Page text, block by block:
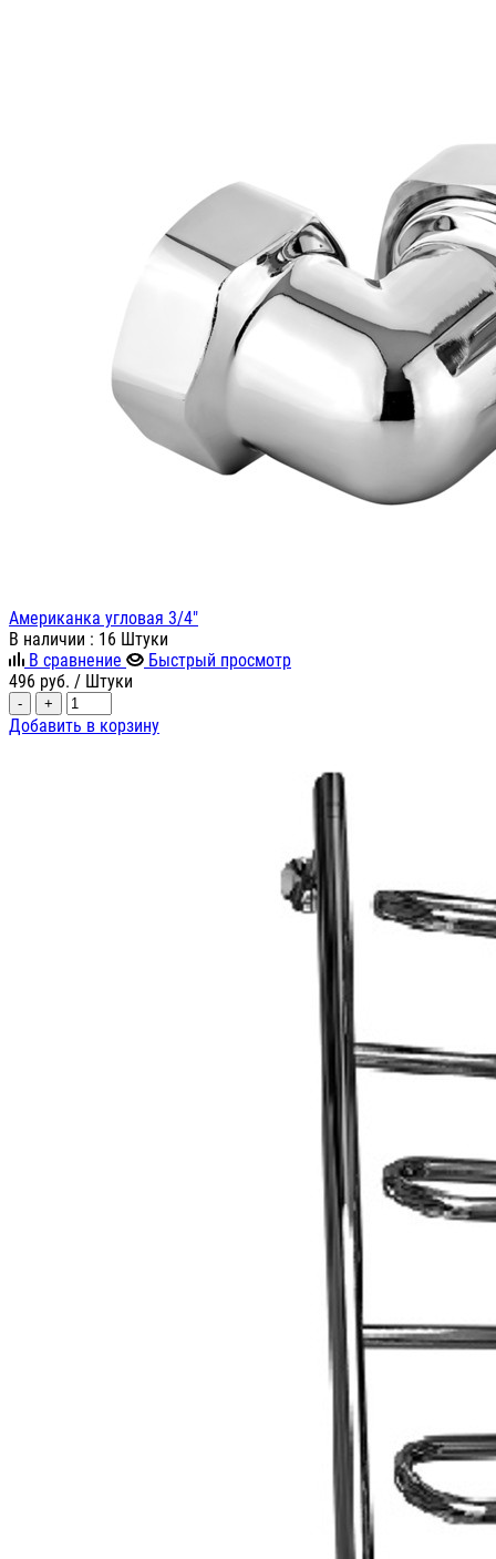
Американка угловая 3/4"
В наличии : 16 Штуки
В сравнение
Быстрый просмотр
496 руб. / Штуки
- +
Добавить в корзину